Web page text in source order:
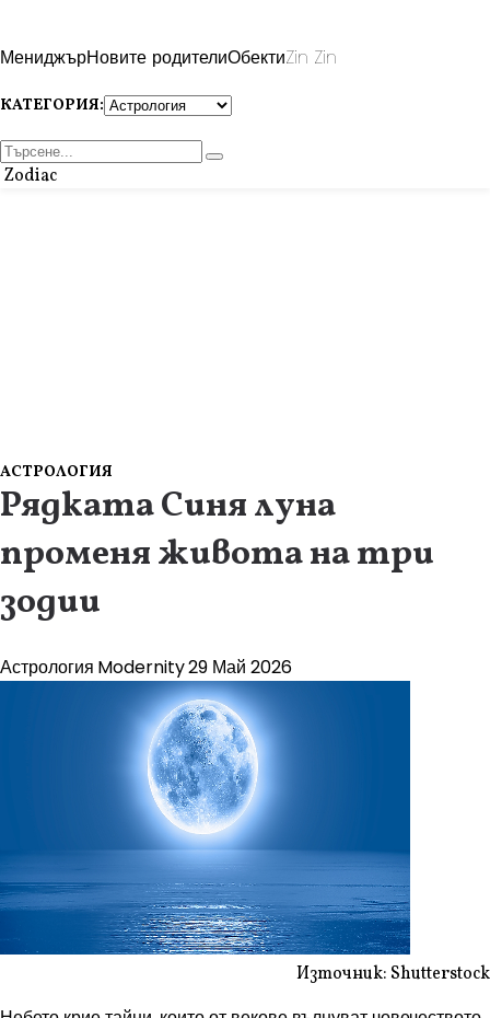
МениджърНовите родителиОбектиZin Zin
КАТЕГОРИЯ:
Zodiac
АСТРОЛОГИЯ
Рядката Синя луна
променя живота на три
зодии
Астрология Modernity29 Май 2026
Източник: Shutterstock